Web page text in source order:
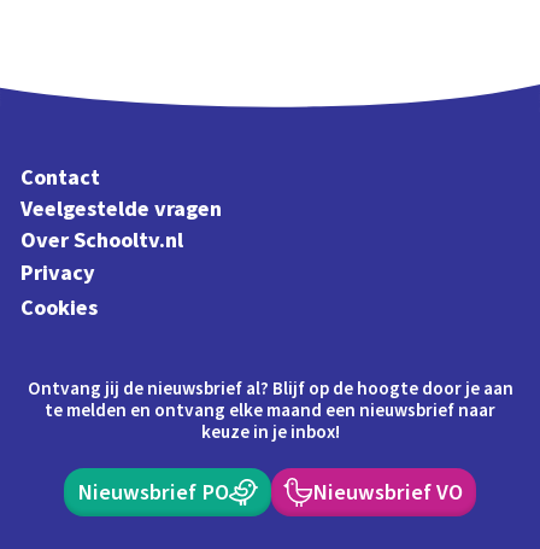
Contact
Veelgestelde vragen
Over Schooltv.nl
Privacy
Cookies
Ontvang jij de nieuwsbrief al? Blijf op de hoogte door je aan
te melden en ontvang elke maand een nieuwsbrief naar
keuze in je inbox!
Nieuwsbrief PO Nieuwsbrief VO